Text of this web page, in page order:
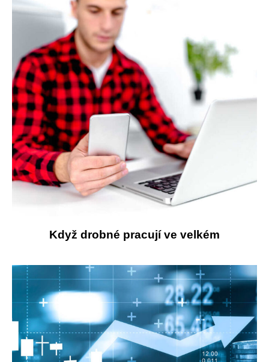
Když drobné pracují ve velkém